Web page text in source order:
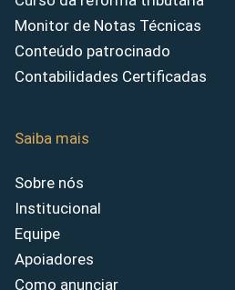
Monitor de Notas Técnicas
Conteúdo patrocinado
Contabilidades Certificadas
Saiba mais
Sobre nós
Institucional
Equipe
Apoiadores
Como anunciar